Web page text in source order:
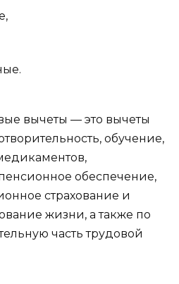
вычеты — это вычеты
обучение,
обеспечение,
страхование и
жизни, а также по
часть трудовой